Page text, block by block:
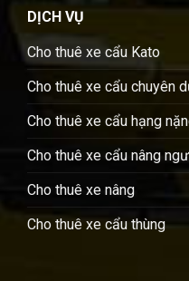
DỊCH VỤ
Cho thuê xe cẩu Kato
Cho thuê xe cẩu chuyên
Cho thuê xe cẩu hạng
Cho thuê xe cẩu nâng
Cho thuê xe nâng
Cho thuê xe cẩu thùng